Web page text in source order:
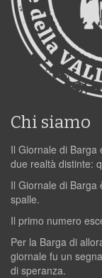
Chi siamo
Il Giornale di Barga
due realtà distinte:
Il Giornale di Barga
spalle.
Il primo numero
Per la Barga di
giornale fu un
di speranza.